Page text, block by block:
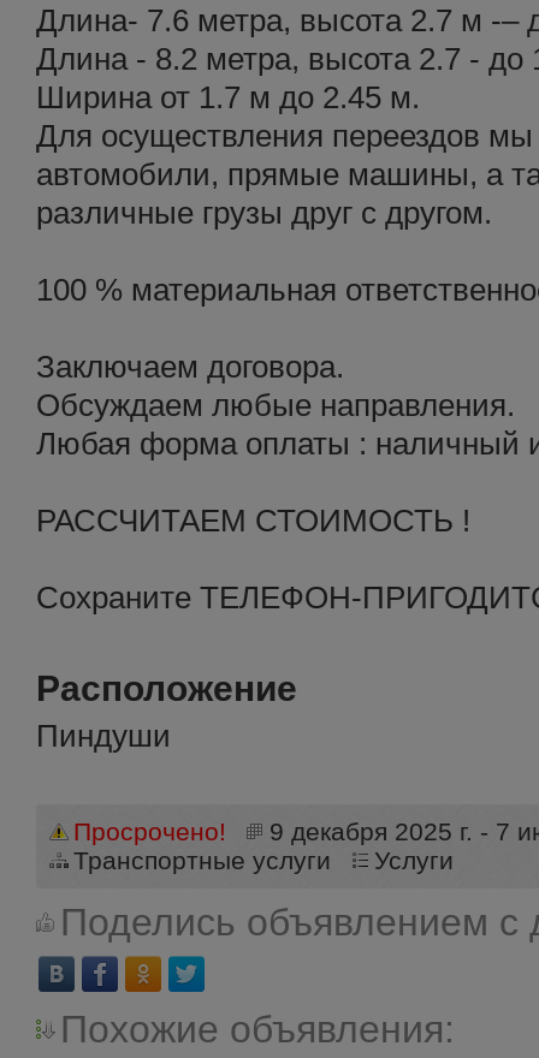
Длина- 7.6 метра, высота 2.7 м -–
Длина - 8.2 метра, высота 2.7 - до
Ширина от 1.7 м до 2.45 м.
Для осуществления переездов
автомобили, прямые машины, а
различные грузы друг с другом.
100 % материальная
Заключаем договора.
Обсуждаем любые направления.
Любая форма оплаты : наличный
РАССЧИТАЕМ СТОИМОСТЬ !
Сохраните ТЕЛЕФОН-
Расположение
Пиндуши
Просрочено!
9 декабря 2025 г. - 7
Транспортные услуги
Услуги
Поделись объявлением с
Похожие объявления: